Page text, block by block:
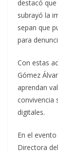
destacó
subrayó la
sepan que
para
Con estas
Gómez
aprendan
convivencia
digitales.
En el
Directora